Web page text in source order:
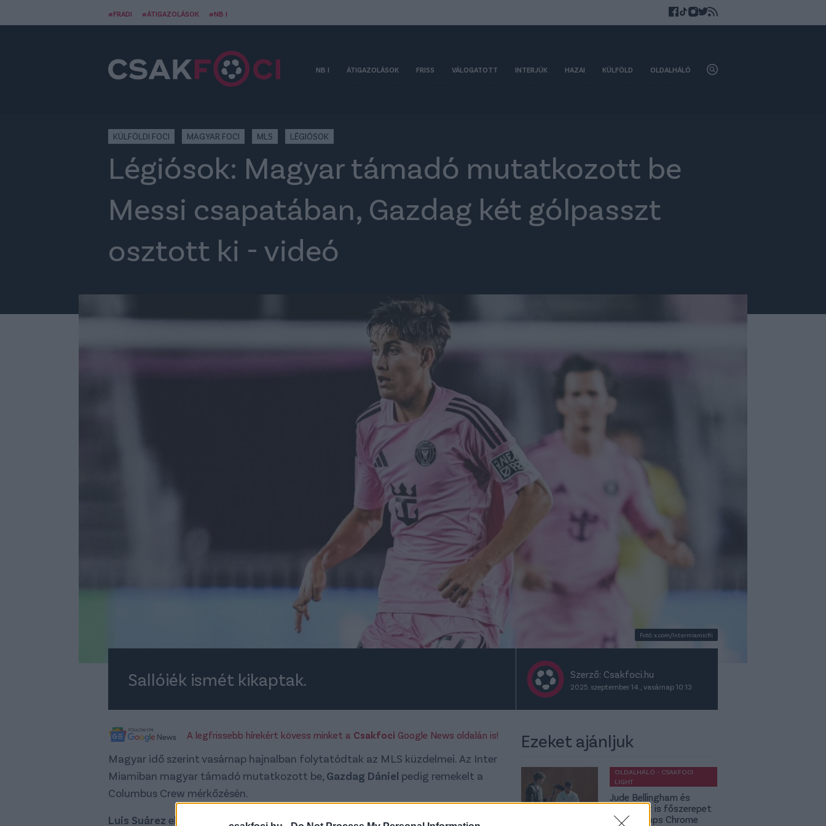
#FRADI #ÁTIGAZOLÁSOK #NB I
NB I ÁTIGAZOLÁSOK FRISS VÁLOGATOTT INTERJÚK HAZAI KÜLFÖLD OLDALHÁLÓ
KÜLFÖLDI FOCI MAGYAR FOCI MLS LÉGIÓSOK
Légiósok: Magyar támadó mutatkozott be
Messi csapatában, Gazdag két gólpasszt
osztott ki - videó
Fotó: x.com/Intermiamicfii
Sallóiék ismét kikaptak. Szerző: Csakfoci.hu
2025. szeptember 14., vasárnap 10:13
A legfrissebb hírekért kövess minket a Csakfoci Google News oldalán is!
Magyar idő szerint vasárnap hajnalban folytatódtak az MLS küzdelmei. Az Inter
Miamiban magyar támadó mutatkozott be, Gazdag Dániel pedig remekelt a
Columbus Crew mérkőzésén.
Luis Suárez eltiltása miatt került be a Miami meccskeretébe Pintér Dániel
Ezeket ajánljuk
OLDALHÁLÓ - CSAKFOCI
LIGHT
Jude Bellingham és
Budapest is főszerepet
kap a Topps Chrome